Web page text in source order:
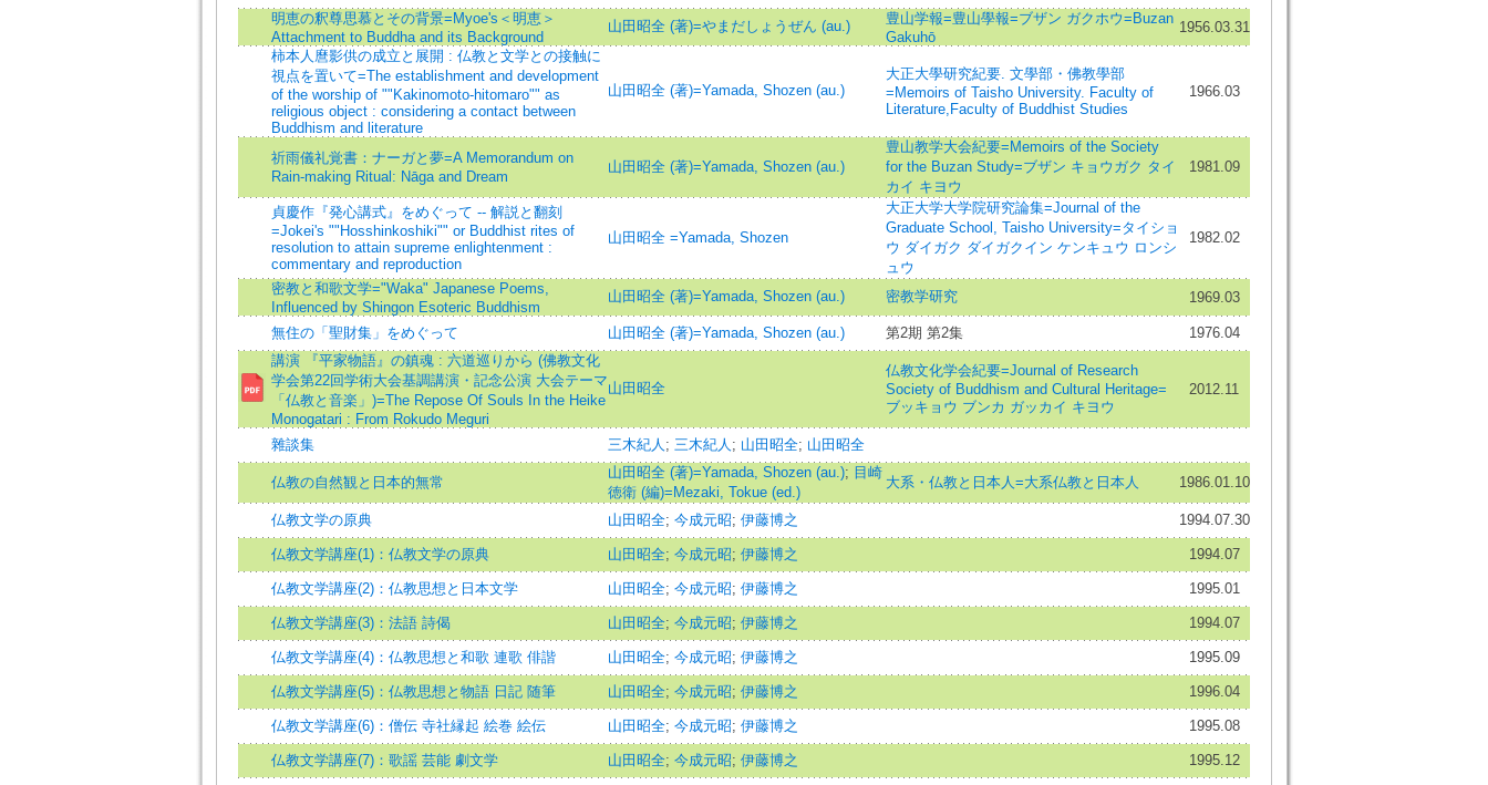
明恵の釈尊思慕とその背景=Myoe's＜明恵＞
Attachment to Buddha and its Background
山田昭全 (著)=やまだしょうぜん (au.)
豊山学報=豊山學報=ブザン ガクホウ=Buzan
Gakuhō
1956.03.31
柿本人麿影供の成立と展開 : 仏教と文学との接触に
視点を置いて=The establishment and development
of the worship of ""Kakinomoto-hitomaro"" as
religious object : considering a contact between
Buddhism and literature
山田昭全 (著)=Yamada, Shozen (au.)
大正大學研究紀要. 文學部・佛教學部
=Memoirs of Taisho University. Faculty of
Literature,Faculty of Buddhist Studies
1966.03
祈雨儀礼覚書：ナーガと夢=A Memorandum on
Rain-making Ritual: Nāga and Dream
山田昭全 (著)=Yamada, Shozen (au.)
豊山教学大会紀要=Memoirs of the Society
for the Buzan Study=ブザン キョウガク タイ
カイ キヨウ
1981.09
貞慶作『発心講式』をめぐって -- 解説と翻刻
=Jokei's ""Hosshinkoshiki"" or Buddhist rites of
resolution to attain supreme enlightenment :
commentary and reproduction
山田昭全 =Yamada, Shozen
大正大学大学院研究論集=Journal of the
Graduate School, Taisho University=タイショ
ウ ダイガク ダイガクイン ケンキュウ ロンシ
ュウ
1982.02
密教と和歌文学="Waka" Japanese Poems,
Influenced by Shingon Esoteric Buddhism
山田昭全 (著)=Yamada, Shozen (au.) 密教学研究 1969.03
無住の「聖財集」をめぐって 山田昭全 (著)=Yamada, Shozen (au.) 第2期 第2集
1976.04
講演 『平家物語』の鎮魂 : 六道巡りから (佛教文化
学会第22回学術大会基調講演・記念公演 大会テーマ
「仏教と音楽」)=The Repose Of Souls In the Heike
Monogatari : From Rokudo Meguri
山田昭全
仏教文化学会紀要=Journal of Research
Society of Buddhism and Cultural Heritage=
ブッキョウ ブンカ ガッカイ キヨウ
2012.11
雜談集 三木紀人 ; 三木紀人 ; 山田昭全; 山田昭全
仏教の自然観と日本的無常
山田昭全 (著)=Yamada, Shozen (au.); 目崎
徳衛 (編)=Mezaki, Tokue (ed.)
大系・仏教と日本人=大系仏教と日本人 1986.01.10
仏教文学の原典 山田昭全; 今成元昭; 伊藤博之 1994.07.30
仏教文学講座(1)：仏教文学の原典 山田昭全; 今成元昭; 伊藤博之 1994.07
仏教文学講座(2)：仏教思想と日本文学 山田昭全; 今成元昭; 伊藤博之 1995.01
仏教文学講座(3)：法語 詩偈 山田昭全; 今成元昭; 伊藤博之 1994.07
仏教文学講座(4)：仏教思想と和歌 連歌 俳諧 山田昭全; 今成元昭; 伊藤博之 1995.09
仏教文学講座(5)：仏教思想と物語 日記 随筆 山田昭全; 今成元昭; 伊藤博之 1996.04
仏教文学講座(6)：僧伝 寺社縁起 絵巻 絵伝 山田昭全; 今成元昭; 伊藤博之 1995.08
仏教文学講座(7)：歌謡 芸能 劇文学 山田昭全; 今成元昭; 伊藤博之 1995.12